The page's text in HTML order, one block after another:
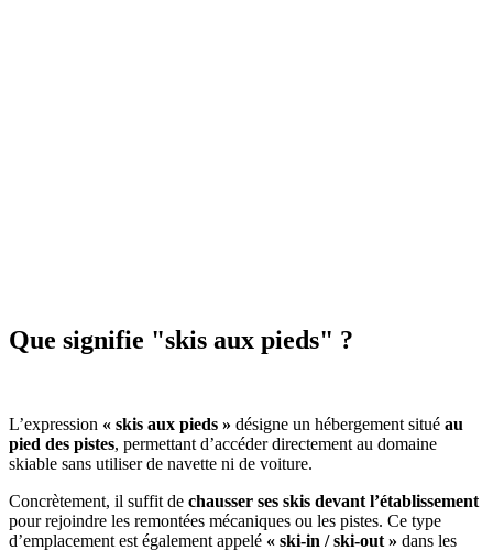
Que signifie "skis aux pieds" ?
L’expression « skis aux pieds » désigne un hébergement situé au
pied des pistes, permettant d’accéder directement au domaine
skiable sans utiliser de navette ni de voiture.
Concrètement, il suffit de chausser ses skis devant l’établissement
pour rejoindre les remontées mécaniques ou les pistes. Ce type
d’emplacement est également appelé « ski-in / ski-out » dans les